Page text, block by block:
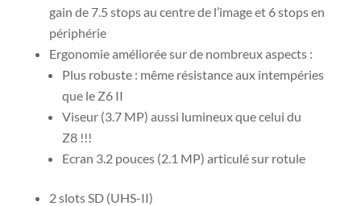
gain de 7.5 stops au centre de l’image et 6 stops en
périphérie
Ergonomie améliorée sur de nombreux aspects :
Plus robuste : même résistance aux intempéries
que le Z6 II
Viseur (3.7 MP) aussi lumineux que celui du
Z8 !!!
Ecran 3.2 pouces (2.1 MP) articulé sur rotule
2 slots SD (UHS-II)